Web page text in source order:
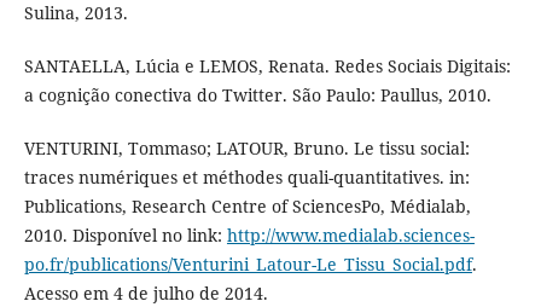
Sulina, 2013.
SANTAELLA, Lúcia e LEMOS, Renata. Redes Sociais Digitais:
a cognição conectiva do Twitter. São Paulo: Paullus, 2010.
VENTURINI, Tommaso; LATOUR, Bruno. Le tissu social:
traces numériques et méthodes quali-quantitatives. in:
Publications, Research Centre of SciencesPo, Médialab,
2010. Disponível no link: http://www.medialab.sciences-
po.fr/publications/Venturini_Latour-Le_Tissu_Social.pdf.
Acesso em 4 de julho de 2014.